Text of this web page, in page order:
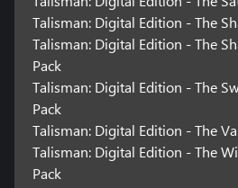
Talisman: Digital Edition - The
Talisman: Digital Edition - The
Pack
Talisman: Digital Edition - The
Pack
Talisman: Digital Edition - The
Talisman: Digital Edition - The
Pack